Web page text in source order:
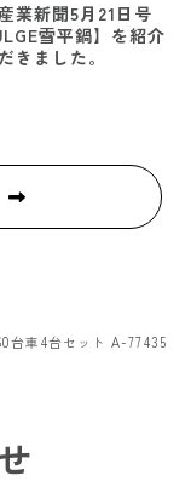
業新聞5月21日号
雪平鍋】を紹介
きました。
台車4台セット A-77435